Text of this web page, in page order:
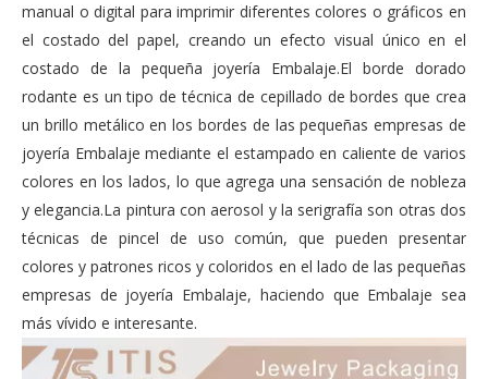
manual o digital para imprimir diferentes colores o gráficos en
el costado del papel, creando un efecto visual único en el
costado de la pequeña joyería Embalaje.El borde dorado
rodante es un tipo de técnica de cepillado de bordes que crea
un brillo metálico en los bordes de las pequeñas empresas de
joyería Embalaje mediante el estampado en caliente de varios
colores en los lados, lo que agrega una sensación de nobleza
y elegancia.La pintura con aerosol y la serigrafía son otras dos
técnicas de pincel de uso común, que pueden presentar
colores y patrones ricos y coloridos en el lado de las pequeñas
empresas de joyería Embalaje, haciendo que Embalaje sea
más vívido e interesante.